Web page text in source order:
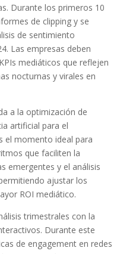
Durante los primeros 10
de clipping y se
de sentimiento
Las empresas deben
mediáticos que reflejen
nocturnas y virales en
a la optimización de
artificial para el
el momento ideal para
que faciliten la
emergentes y el análisis
ajustar los
ROI mediático.
trimestrales con la
Durante este
de engagement en redes